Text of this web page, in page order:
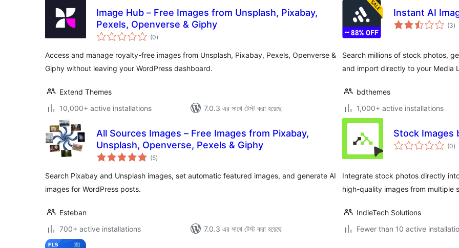
Image Hub – Free Images from Unsplash, Pixabay,
Pexels, Openverse & Giphy
(0total
ratings
)
Access and manage royalty-free images from Unsplash, Pixabay, Pexels, Openverse &
Giphy without leaving your WordPress dashboard.
Extend Themes
10,000+ active installations
7.0.3 এর সাথে টেস্ট করা হয়েছে
Instant AI
(3)
Search millions of stock photos,
and import directly to your Media
bdthemes
1,000+ active installations
All Sources Images – Free Images from Pixabay,
Unsplash, Openverse, Pexels & Giphy
(5total
ratings
)
Search Pixabay and Unsplash images, set automatic featured images, and generate AI
images for WordPress posts.
Esteban
700+ active installations
7.0.3 এর সাথে টেস্ট করা হয়েছে
Stock Images
(0)
Integrate stock photos directly
high-quality images from multiple
IndieTech Solutions
Fewer than 10 active